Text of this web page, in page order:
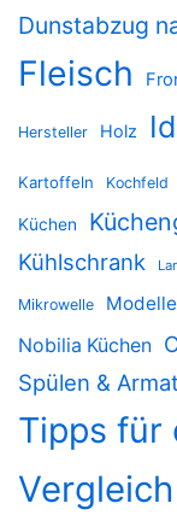
Dunstabzug
Fleisch
Hersteller Holz
Kartoffeln Kochfeld
Küchen
Kühlschrank
Mikrowelle Modelle
Nobilia Küchen
Spülen &
Tipps für
Vergleich